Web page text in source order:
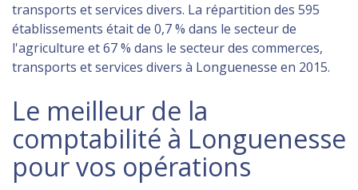
transports et services divers. La répartition des 595
établissements était de 0,7 % dans le secteur de
l'agriculture et 67 % dans le secteur des commerces,
transports et services divers à Longuenesse en 2015.
Le meilleur de la
comptabilité à Longuenesse
pour vos opérations